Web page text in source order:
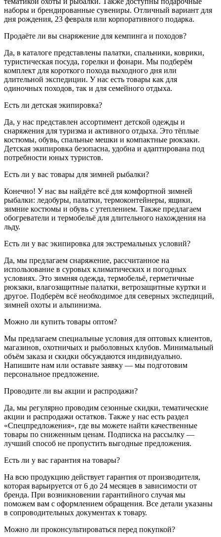
наборы и брендированные сувениры. Отличный вариант для
дня рождения, 23 февраля или корпоративного подарка.
Продаёте ли вы снаряжение для кемпинга и походов?
Да, в каталоге представлены палатки, спальники, коврики,
туристическая посуда, горелки и фонари. Мы подберём
комплект для короткого похода выходного дня или
длительной экспедиции. У нас есть товары как для
одиночных походов, так и для семейного отдыха.
Есть ли детская экипировка?
Да, у нас представлен ассортимент детской одежды и
снаряжения для туризма и активного отдыха. Это тёплые
костюмы, обувь, спальные мешки и компактные рюкзаки.
Детская экипировка безопасна, удобна и адаптирована под
потребности юных туристов.
Есть ли у вас товары для зимней рыбалки?
Конечно! У нас вы найдёте всё для комфортной зимней
рыбалки: ледобуры, палатки, термоконтейнеры, ящики,
зимние костюмы и обувь с утеплением. Также предлагаем
обогреватели и термобельё для длительного нахождения на
льду.
Есть ли у вас экипировка для экстремальных условий?
Да, мы предлагаем снаряжение, рассчитанное на
использование в суровых климатических и погодных
условиях. Это зимняя одежда, термобельё, герметичные
рюкзаки, влагозащитные палатки, ветрозащитные куртки и
другое. Подберём всё необходимое для северных экспедиций,
зимней охоты и альпинизма.
Можно ли купить товары оптом?
Мы предлагаем специальные условия для оптовых клиентов,
магазинов, охотничьих и рыболовных клубов. Минимальный
объём заказа и скидки обсуждаются индивидуально.
Напишите нам или оставьте заявку — мы подготовим
персональное предложение.
Проводите ли вы акции и распродажи?
Да, мы регулярно проводим сезонные скидки, тематические
акции и распродажи остатков. Также у нас есть раздел
«Спецпредложения», где вы можете найти качественные
товары по сниженным ценам. Подписка на рассылку —
лучший способ не пропустить выгодные предложения.
Есть ли у вас гарантия на товары?
На всю продукцию действует гарантия от производителя,
которая варьируется от 6 до 24 месяцев в зависимости от
бренда. При возникновении гарантийного случая мы
поможем вам с оформлением обращения. Все детали указаны
в сопроводительных документах к товару.
Можно ли проконсультироваться перед покупкой?